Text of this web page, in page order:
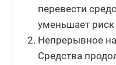
перевести
уменьшает
Непрерывное
Средства